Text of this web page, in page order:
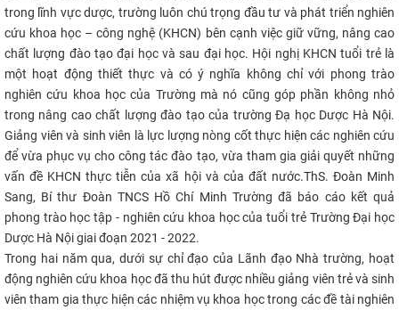
trong lĩnh vực dược, trường luôn chú trọng đầu tư và phát triển nghiên
cứu khoa học – công nghệ (KHCN) bên cạnh việc giữ vững, nâng cao
chất lượng đào tạo đại học và sau đại học. Hội nghị KHCN tuổi trẻ là
một hoạt động thiết thực và có ý nghĩa không chỉ với phong trào
nghiên cứu khoa học của Trường mà nó cũng góp phần không nhỏ
trong nâng cao chất lượng đào tạo của trường Đạ học Dược Hà Nội.
Giảng viên và sinh viên là lực lượng nòng cốt thực hiện các nghiên cứu
để vừa phục vụ cho công tác đào tạo, vừa tham gia giải quyết những
vấn đề KHCN thực tiễn của xã hội và của đất nước.ThS. Đoàn Minh
Sang, Bí thư Đoàn TNCS Hồ Chí Minh Trường đã báo cáo kết quả
phong trào học tập - nghiên cứu khoa học của tuổi trẻ Trường Đại học
Dược Hà Nội giai đoạn 2021 - 2022.
Trong hai năm qua, dưới sự chỉ đạo của Lãnh đạo Nhà trường, hoạt
động nghiên cứu khoa học đã thu hút được nhiều giảng viên trẻ và sinh
viên tham gia thực hiện các nhiệm vụ khoa học trong các đề tài nghiên